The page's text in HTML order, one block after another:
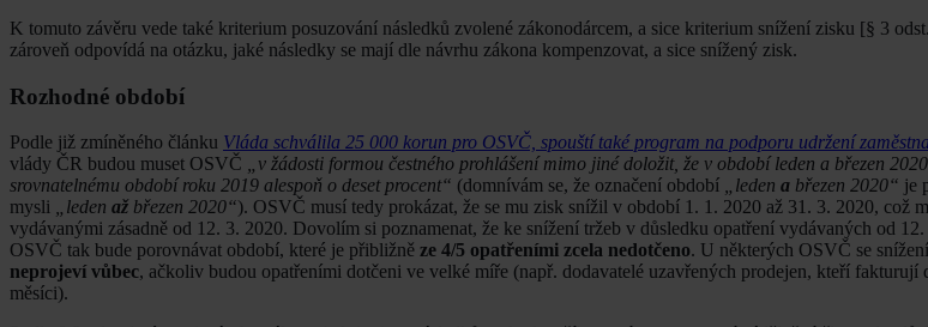
K tomuto závěru vede také kriterium posuzování následků zvolené zákonodárcem, a sice kriterium snížení zisku [§ 3
zároveň odpovídá na otázku, jaké následky se mají dle návrhu zákona kompenzovat, a sice snížený zisk.
Rozhodné období
Podle již zmíněného článku Vláda schválila 25 000 korun pro OSVČ, spouští také program na podporu udržení
vlády ČR budou muset OSVČ „v žádosti formou čestného prohlášení mimo jiné doložit, že v období leden a březen
srovnatelnému období roku 2019 alespoň o deset procent“ (domnívám se, že označení období „leden a březen 2020“ je
mysli „leden až březen 2020“). OSVČ musí tedy prokázat, že se mu zisk snížil v období 1. 1. 2020 až 31. 3. 2020, což
vydávanými zásadně od 12. 3. 2020. Dovolím si poznamenat, že ke snížení tržeb v důsledku opatření vydávaných od
OSVČ tak bude porovnávat období, které je přibližně ze 4/5 opatřeními zcela nedotčeno. U některých OSVČ se
neprojeví vůbec, ačkoliv budou opatřeními dotčeni ve velké míře (např. dodavatelé uzavřených prodejen, kteří fakturují
měsíci).